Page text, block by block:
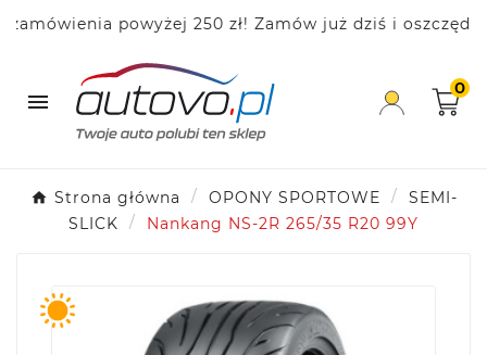
powyżej 250 zł! Zamów już dziś i oszczędzaj!

0
Strona główna OPONY SPORTOWE
SEMI-
SLICK
Nankang NS-2R 265/35 R20 99Y